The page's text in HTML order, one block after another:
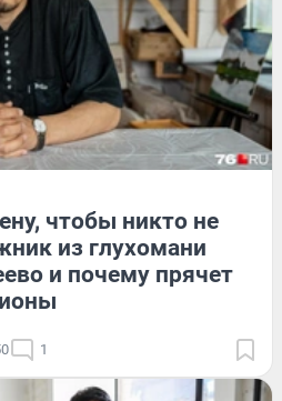
чтобы никто не
из глухомани
и почему прячет
1